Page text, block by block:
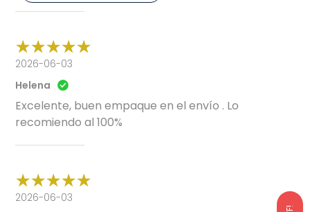
2026-06-03
Helena
Excelente, buen empaque en el envío . Lo
recomiendo al 100%
2026-06-03